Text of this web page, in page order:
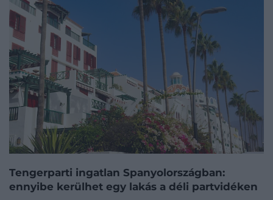
Tengerparti ingatlan Spanyolországban:
ennyibe kerülhet egy lakás a déli partvidéken